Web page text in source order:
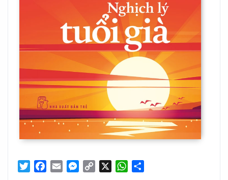
TwitterFacebook
Email Messenger
Copy
WhatsApp